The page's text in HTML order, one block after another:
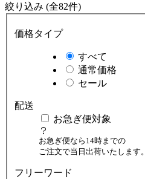
絞り込み (全82件)
価格タイプ
すべて
通常価格
セール
配送
お急ぎ便対象
お急ぎ便なら14時までの
ご注文で当日出荷いたします。
フリーワード